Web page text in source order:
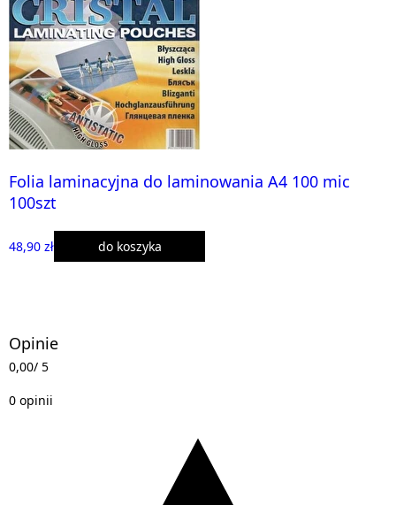
Folia laminacyjna do laminowania A4 100 mic
100szt
48,90 zł do koszyka
Opinie
0,00/ 5
0 opinii